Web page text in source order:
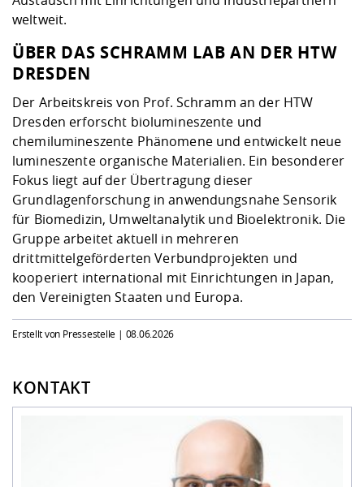
weltweit.
ÜBER DAS SCHRAMM LAB AN DER HTW
DRESDEN
Der Arbeitskreis von Prof. Schramm an der HTW
Dresden erforscht biolumineszente und
chemilumineszente Phänomene und entwickelt neue
lumineszente organische Materialien. Ein besonderer
Fokus liegt auf der Übertragung dieser
Grundlagenforschung in anwendungsnahe Sensorik
für Biomedizin, Umweltanalytik und Bioelektronik. Die
Gruppe arbeitet aktuell in mehreren
drittmittelgeförderten Verbundprojekten und
kooperiert international mit Einrichtungen in Japan,
den Vereinigten Staaten und Europa.
Erstellt von Pressestelle | 08.06.2026
KONTAKT